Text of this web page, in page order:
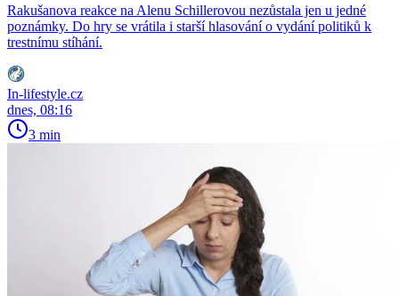
Rakušanova reakce na Alenu Schillerovou nezůstala jen u jedné
poznámky. Do hry se vrátila i starší hlasování o vydání politiků k
trestnímu stíhání.
In-lifestyle.cz
dnes, 08:16
3 min